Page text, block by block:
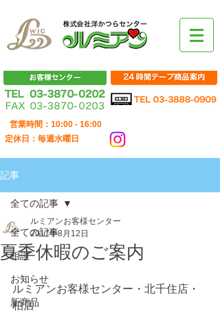
定休日：毎週水曜日
営業時間：10:00 - 16:00
記事
全ての記事
相談
お知らせ
新商品
全ての記事
夏季休暇のご案内
ルミアンお客様センター
2017年8月12日
ルミアンお客様センター・北千住店・
柏店